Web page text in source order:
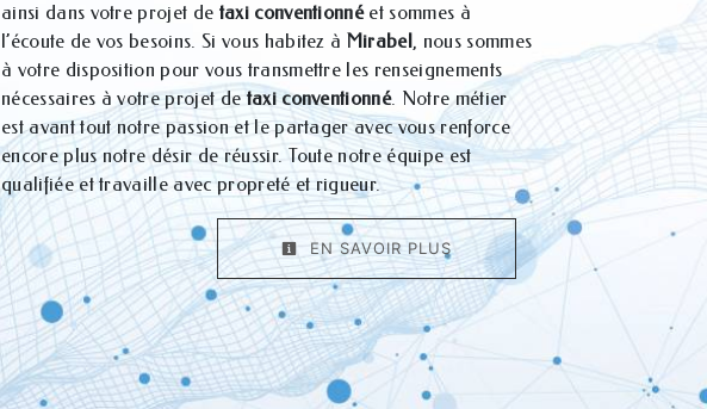
ainsi dans votre projet de taxi conventionnéet sommes à
l’écoute de vos besoins. Si vous habitez à Mirabel, nous sommes
à votre disposition pour vous transmettre les renseignements
nécessaires à votre projet detaxi conventionné. Notre métier
est avant tout notre passion et le partager avec vous renforce
encore plus notre désir de réussir. Toute notre équipe est
qualifiée et travaille avec propreté et rigueur.
EN SAVOIR PLUS